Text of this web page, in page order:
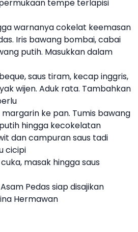
tempe terlapisi
warnanya cokelat keemasan
Iris bawang bombai, cabai
putih. Masukkan dalam
saus tiram, kecap inggris,
wijen. Aduk rata. Tambahkan
ke pan. Tumis bawang
hingga kecokelatan
dan campuran saus tadi
cicipi
masak hingga saus
Pedas siap disajikan
Hermawan